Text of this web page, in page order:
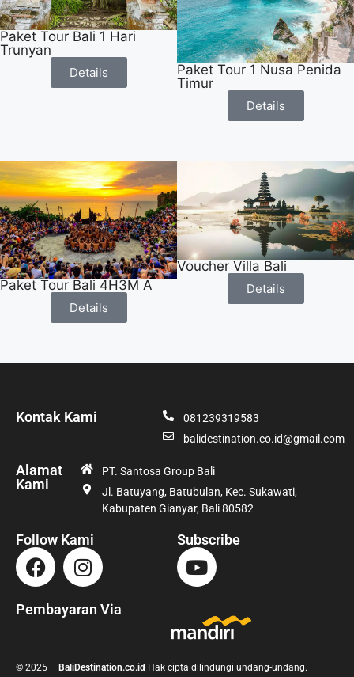
Paket Tour Bali 1 Hari
Trunyan
Details
Paket Tour 1 Nusa Penida
Timur
Details
Paket Tour Bali 4H3M A
Details
Voucher Villa Bali
Details
Kontak Kami
081239319583
balidestination.co.id@gmail.com
Alamat
Kami
PT. Santosa Group Bali
Jl. Batuyang, Batubulan, Kec. Sukawati,
Kabupaten Gianyar, Bali 80582
Follow Kami Subscribe
Pembayaran Via
© 2025 – BaliDestination.co.id Hak cipta dilindungi undang-undang.